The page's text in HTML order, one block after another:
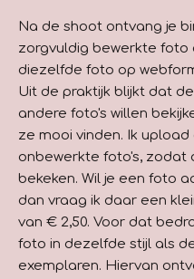
Na de shoot ontvang je
zorgvuldig bewerkte foto
diezelfde foto op
Uit de praktijk blijkt dat
andere foto's willen
ze mooi vinden. Ik
onbewerkte foto's, zodat
bekeken. Wil je een foto
dan vraag ik daar een
van € 2,50. Voor dat
foto in dezelfde stijl als
exemplaren. Hiervan